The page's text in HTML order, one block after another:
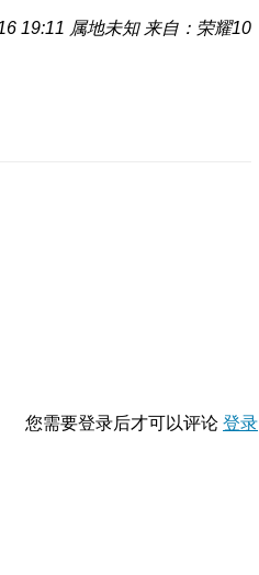
19:11 属地未知 来自：荣耀10
您需要登录后才可以评论 登录